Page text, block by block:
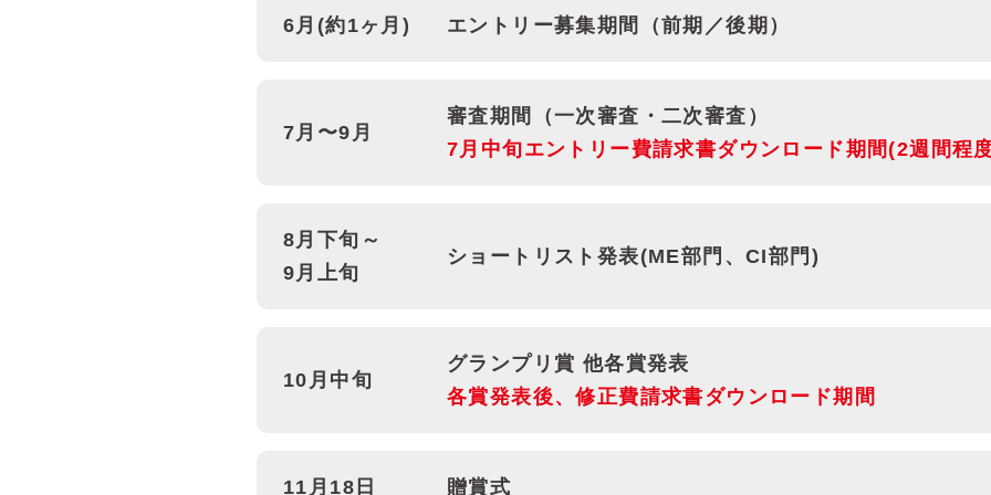
6月(約1ヶ月) エントリー募集期間（前期／後期）
7月〜9月
審査期間（一次審査・二次審査）
7月中旬エントリー費請求書ダウンロード期間(2週間程
8月下旬～
9月上旬
ショートリスト発表(ME部門、CI部門)
10月中旬
グランプリ賞 他各賞発表
各賞発表後、修正費請求書ダウンロード期間
11月18日 贈賞式